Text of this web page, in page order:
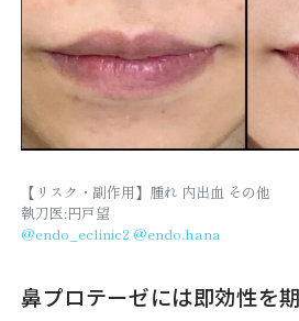
【リスク・副作用】腫れ 内出血 その他
執刀医:円戸望
@endo_eclinic2 @endo.hana
鼻プロテーゼには即効性を